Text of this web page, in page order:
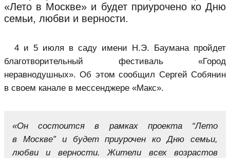
«Лето в Москве» и будет приурочено ко Дню
семьи, любви и верности.
4 и 5 июля в саду имени Н.Э. Баумана пройдет
благотворительный фестиваль «Город
неравнодушных». Об этом сообщил Сергей Собянин
в своем канале в мессенджере «Макс».
«Он состоится в рамках проекта “Лето
в Москве” и будет приурочен ко Дню семьи,
любви и верности. Жители всех возрастов